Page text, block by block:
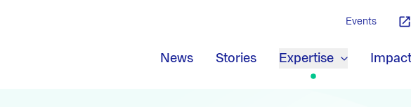
News Stories Expertise Impact
Events